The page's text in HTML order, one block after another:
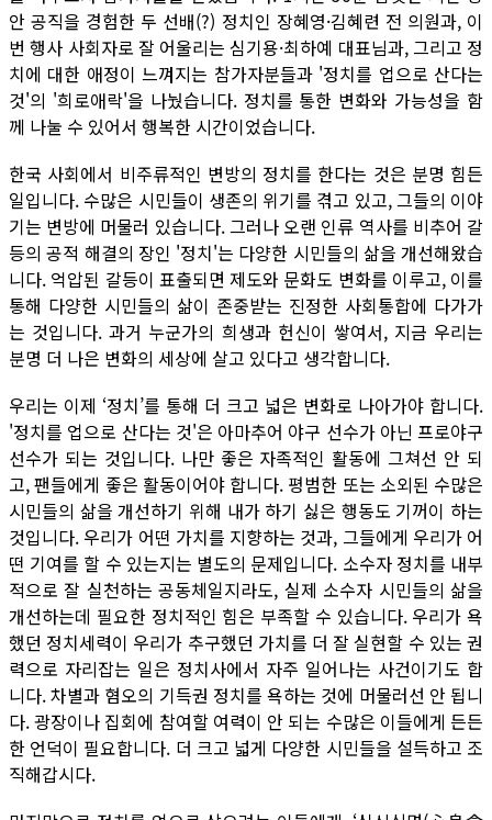
안 공직을 경험한 두 선배(?) 정치인 장혜영·김혜련 전 의원과, 이
번 행사 사회자로 잘 어울리는 심기용·최하예 대표님과, 그리고 정
치에 대한 애정이 느껴지는 참가자분들과 '정치를 업으로 산다는
것'의 '희로애락'을 나눴습니다. 정치를 통한 변화와 가능성을 함
께 나눌 수 있어서 행복한 시간이었습니다.
한국 사회에서 비주류적인 변방의 정치를 한다는 것은 분명 힘든
일입니다. 수많은 시민들이 생존의 위기를 겪고 있고, 그들의 이야
기는 변방에 머물러 있습니다. 그러나 오랜 인류 역사를 비추어 갈
등의 공적 해결의 장인 '정치'는 다양한 시민들의 삶을 개선해왔습
니다. 억압된 갈등이 표출되면 제도와 문화도 변화를 이루고, 이를
통해 다양한 시민들의 삶이 존중받는 진정한 사회통합에 다가가
는 것입니다. 과거 누군가의 희생과 헌신이 쌓여서, 지금 우리는
분명 더 나은 변화의 세상에 살고 있다고 생각합니다.
우리는 이제 ‘정치’를 통해 더 크고 넓은 변화로 나아가야 합니다.
'정치를 업으로 산다는 것'은 아마추어 야구 선수가 아닌 프로야구
선수가 되는 것입니다. 나만 좋은 자족적인 활동에 그쳐선 안 되
고, 팬들에게 좋은 활동이어야 합니다. 평범한 또는 소외된 수많은
시민들의 삶을 개선하기 위해 내가 하기 싫은 행동도 기꺼이 하는
것입니다. 우리가 어떤 가치를 지향하는 것과, 그들에게 우리가 어
떤 기여를 할 수 있는지는 별도의 문제입니다. 소수자 정치를 내부
적으로 잘 실천하는 공동체일지라도, 실제 소수자 시민들의 삶을
개선하는데 필요한 정치적인 힘은 부족할 수 있습니다. 우리가 욕
했던 정치세력이 우리가 추구했던 가치를 더 잘 실현할 수 있는 권
력으로 자리잡는 일은 정치사에서 자주 일어나는 사건이기도 합
니다. 차별과 혐오의 기득권 정치를 욕하는 것에 머물러선 안 됩니
다. 광장이나 집회에 참여할 여력이 안 되는 수많은 이들에게 든든
한 언덕이 필요합니다. 더 크고 넓게 다양한 시민들을 설득하고 조
직해갑시다.